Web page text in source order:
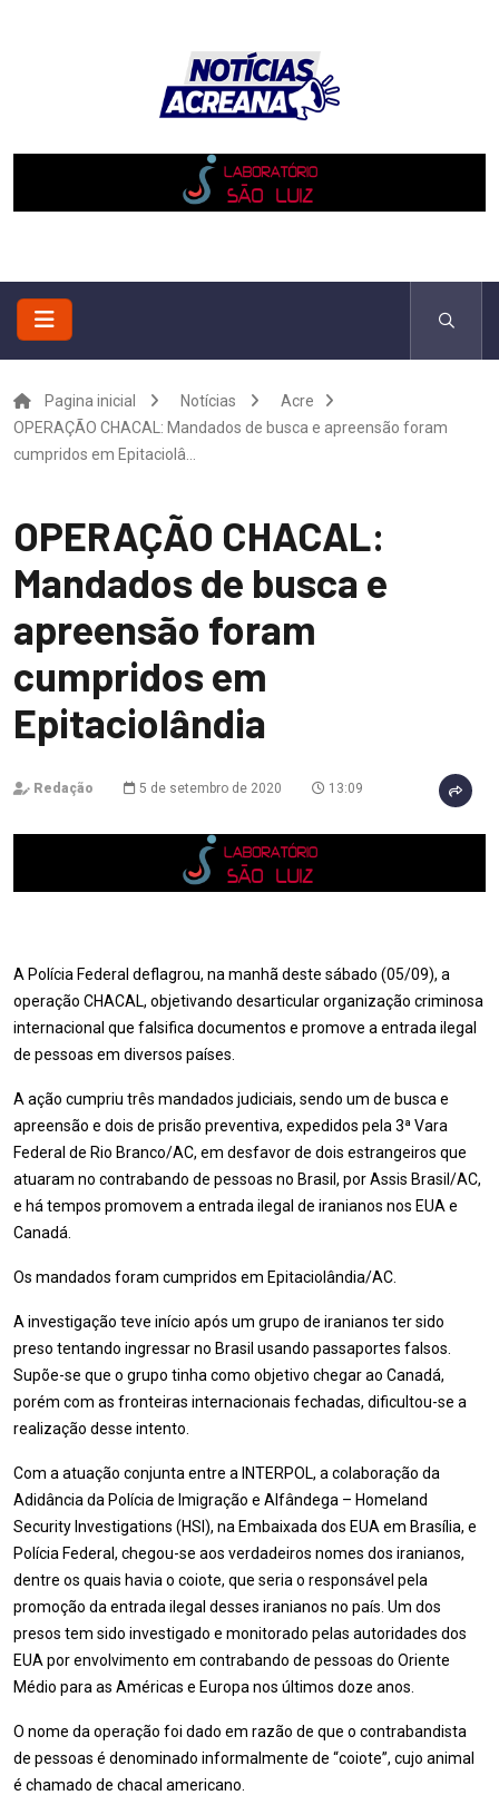
Pagina inicial Notícias
Acre
OPERAÇÃO CHACAL: Mandados de busca e apreensão foram
cumpridos em Epitaciolâ...
OPERAÇÃO CHACAL:
Mandados de busca e
apreensão foram
cumpridos em
Epitaciolândia
Redação 5 de setembro de 2020 13:09
A Polícia Federal deflagrou, na manhã deste sábado (05/09), a
operação CHACAL, objetivando desarticular organização criminosa
internacional que falsifica documentos e promove a entrada ilegal
de pessoas em diversos países.
A ação cumpriu três mandados judiciais, sendo um de busca e
apreensão e dois de prisão preventiva, expedidos pela 3ª Vara
Federal de Rio Branco/AC, em desfavor de dois estrangeiros que
atuaram no contrabando de pessoas no Brasil, por Assis Brasil/AC,
e há tempos promovem a entrada ilegal de iranianos nos EUA e
Canadá.
Os mandados foram cumpridos em Epitaciolândia/AC.
A investigação teve início após um grupo de iranianos ter sido
preso tentando ingressar no Brasil usando passaportes falsos.
Supõe-se que o grupo tinha como objetivo chegar ao Canadá,
porém com as fronteiras internacionais fechadas, dificultou-se a
realização desse intento.
Com a atuação conjunta entre a INTERPOL, a colaboração da
Adidância da Polícia de Imigração e Alfândega – Homeland
Security Investigations (HSI), na Embaixada dos EUA em Brasília, e
Polícia Federal, chegou-se aos verdadeiros nomes dos iranianos,
dentre os quais havia o coiote, que seria o responsável pela
promoção da entrada ilegal desses iranianos no país. Um dos
presos tem sido investigado e monitorado pelas autoridades dos
EUA por envolvimento em contrabando de pessoas do Oriente
Médio para as Américas e Europa nos últimos doze anos.
O nome da operação foi dado em razão de que o contrabandista
de pessoas é denominado informalmente de “coiote”, cujo animal
é chamado de chacal americano.